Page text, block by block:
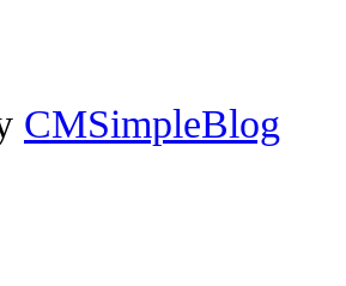
CMSimpleBlog